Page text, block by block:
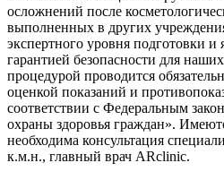
осложнений после
выполненных в других
экспертного уровня подготовки и
гарантией безопасности для
процедурой проводится
оценкой показаний и
соответствии с Федеральным
охраны здоровья граждан».
необходима консультация
к.м.н., главный врач ARclinic.